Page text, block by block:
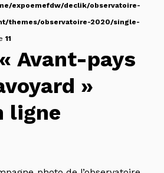
expoemefdw/declik/observatoire-
themes/observatoire-2020/single-
11
Avant-pays
»
ligne